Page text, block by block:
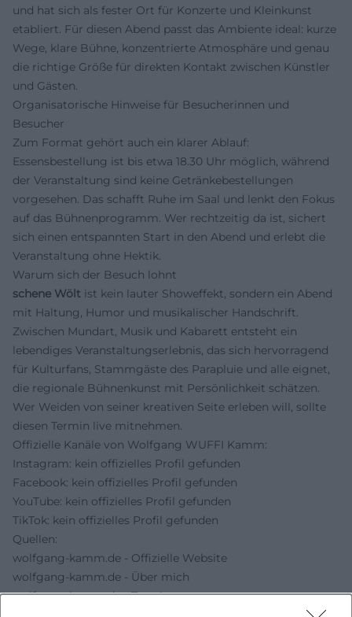
und hat sich als fester Ort für Konzerte und Kleinkunst
etabliert. Für diesen Abend passt das Ambiente ideal: kurze
Wege, klare Bühne, konzentrierte Atmosphäre und genau
die richtige Größe für direkten Kontakt zwischen Künstler
und Gästen.
Organisatorische Hinweise für Besucherinnen und
Besucher
Zum Format gehört auch ein klarer Ablauf:
Essensbestellung ist bis etwa 18.30 Uhr möglich, während
der Veranstaltung sind keine Getränkebestellungen
vorgesehen. Das schafft Ruhe im Saal und lenkt den Fokus
auf das Bühnenprogramm. Wer rechtzeitig da ist, sichert
sich einen entspannten Start in den Abend und erlebt die
Veranstaltung ohne Hektik.
Warum sich der Besuch lohnt
schene Wölt ist kein lauter Showeffekt, sondern ein Abend
mit Haltung, Humor und musikalischer Handschrift.
Zwischen Mundart, Musik und Kabarett entsteht ein
lebendiges Veranstaltungserlebnis, das sich hervorragend
für Kulturfans, Stammgäste des Parapluie und alle eignet,
die regionale Bühnenkunst mit Persönlichkeit schätzen.
Wer Weiden von seiner kreativen Seite erleben will, sollte
diesen Termin live mitnehmen.
Offizielle Kanäle von Wolfgang WUFFI Kamm:
Instagram: kein offizielles Profil gefunden
Facebook: kein offizielles Profil gefunden
YouTube: kein offizielles Profil gefunden
TikTok: kein offizielles Profil gefunden
Quellen:
wolfgang-kamm.de - Offizielle Website
wolfgang-kamm.de - Über mich
wolfgang-kamm.de - Termine